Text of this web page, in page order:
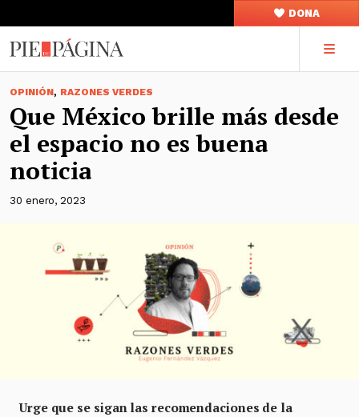
DONA
OPINIÓN, RAZONES VERDES
Que México brille más desde
el espacio no es buena
noticia
30 enero, 2023
Urge que se sigan las recomendaciones de la